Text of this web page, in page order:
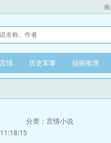
情 历史军事 侦探推理
分类：言情小说